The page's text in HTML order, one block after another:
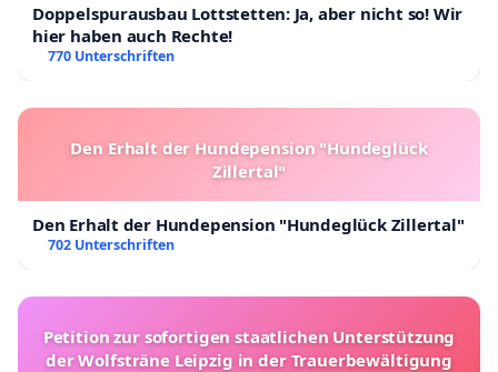
Doppelspurausbau Lottstetten: Ja, aber nicht so! Wir
hier haben auch Rechte!
770 Unterschriften
Den Erhalt der Hundepension "Hundeglück
Zillertal"
Den Erhalt der Hundepension "Hundeglück Zillertal"
702 Unterschriften
Petition zur sofortigen staatlichen Unterstützung
der Wolfsträne Leipzig in der Trauerbewältigung